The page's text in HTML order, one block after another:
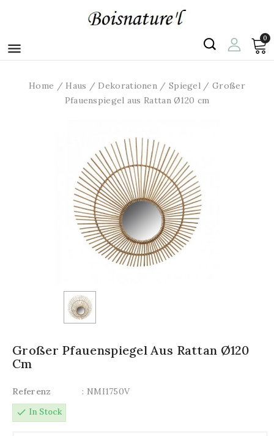

0
Home Haus Dekorationen Spiegel
Großer
Pfauenspiegel aus Rattan Ø120 cm
Großer Pfauenspiegel Aus Rattan Ø120
Cm
Referenz
: NMI1750V
check In Stock